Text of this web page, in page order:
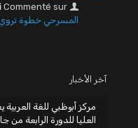
Commenté sur
المسرحي خطوة
آخر الأخبار
مركز أبوظبي للغة
العليا للدورة الرابعة